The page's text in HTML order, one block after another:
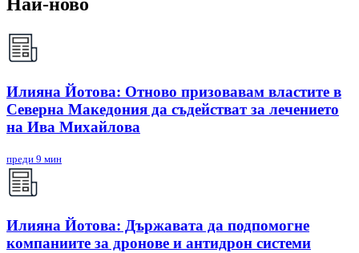
Най-ново
Илияна Йотова: Отново призовавам властите в
Северна Македония да съдействат за лечението
на Ива Михайлова
преди 9 мин
Илияна Йотова: Държавата да подпомогне
компаниите за дронове и антидрон системи